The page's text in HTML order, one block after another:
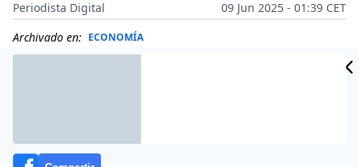
Periodista Digital
09 Jun 2025 - 01:39 CET
Archivado en: ECONOMÍA